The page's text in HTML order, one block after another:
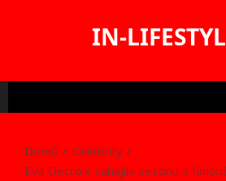
IN-
Domů
Celebrity
Eva Decroix zahájila sezónu a